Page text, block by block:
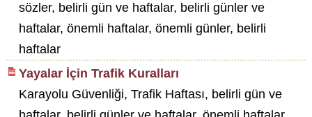
sözler, belirli gün ve haftalar, belirli günler ve
haftalar, önemli haftalar, önemli günler, belirli
haftalar
Yayalar İçin Trafik Kuralları
Karayolu Güvenliği, Trafik Haftası, belirli gün ve